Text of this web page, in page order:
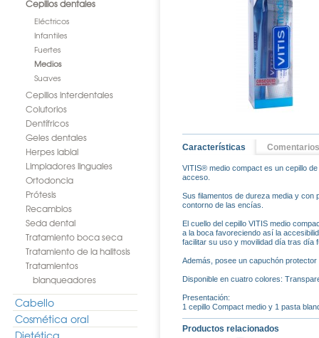
Cepillos dentales
Eléctricos
Infantiles
Fuertes
Medios
Suaves
Cepillos interdentales
Colutorios
Dentífricos
Geles dentales
Herpes labial
Limpiadores linguales
Ortodoncia
Prótesis
Recambios
Seda dental
Tratamiento boca seca
Tratamiento de la halitosis
Tratamientos
blanqueadores
Cabello
Cosmética oral
Dietética
Características Comentarios
VITIS® medio compact es un cepillo
acceso.
Sus filamentos de dureza media y con
contorno de las encías.
El cuello del cepillo VITIS medio
a la boca favoreciendo así la
facilitar su uso y movilidad día tras día
Además, posee un capuchón
Disponible en cuatro colores:
Presentación:
1 cepillo Compact medio y 1 pasta
Productos relacionados